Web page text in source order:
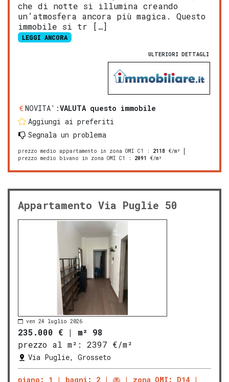
che di notte si illumina creando
un’atmosfera ancora più magica. Questo
immobile si tr […]
LEGGI ANCORA
ULTERIORI DETTAGLI
NOVITA':VALUTA questo immobile
Aggiungi ai preferiti
Segnala un problema
prezzo medio appartamento in zona OMI C1 : 2118 €/m²
prezzo medio bivano in zona OMI C1
: 2091 €/m²
Appartamento Via Puglie 50
ven 24 luglio 2026
235.000 € | m² 98
prezzo al m²:
2397 €/m²
Via Puglie, Grosseto
piano: 1 bagni: 2
zona OMI: D14